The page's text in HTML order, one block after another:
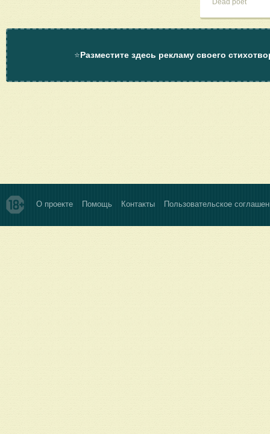
Dead poet
⭐Разместите здесь рекламу своего
О проекте Помощь Контакты Пользовательское